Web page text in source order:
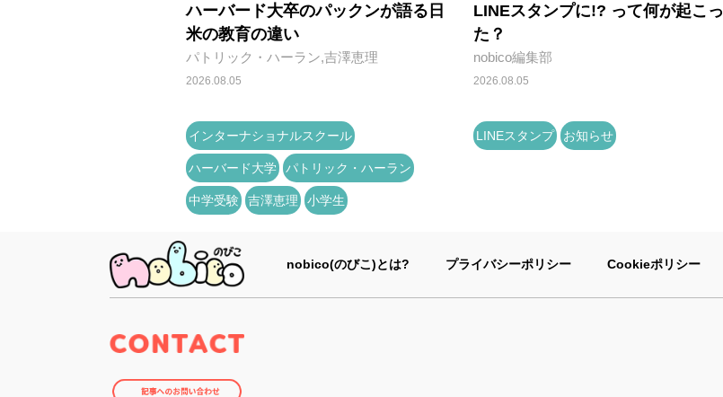
ハーバード大卒のパックンが語る日
米の教育の違い
パトリック・ハーラン,吉澤恵理
2026.08.05
インターナショナルスクール
ハーバード大学 パトリック・ハーラン
中学受験 吉澤恵理 小学生
LINEスタンプに!? って何が起こっ
た？
nobico編集部
2026.08.05
LINEスタンプ お知らせ
nobico(のびこ)とは? プライバシーポリシー Cookieポリシー